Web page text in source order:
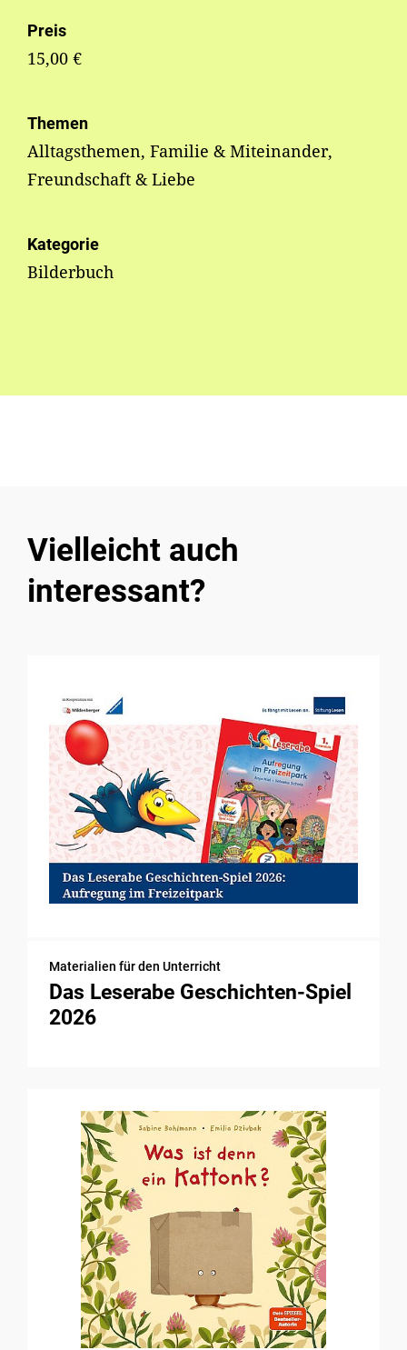
Preis
15,00 €
Themen
Alltagsthemen, Familie & Miteinander,
Freundschaft & Liebe
Kategorie
Bilderbuch
Vielleicht auch
interessant?
Materialien für den Unterricht
Das Leserabe Geschichten-Spiel
2026